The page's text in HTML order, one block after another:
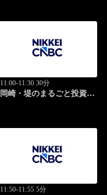
11:00-11:30 30分
岡崎・堤のまるごと投資道
11:50-11:55 5分